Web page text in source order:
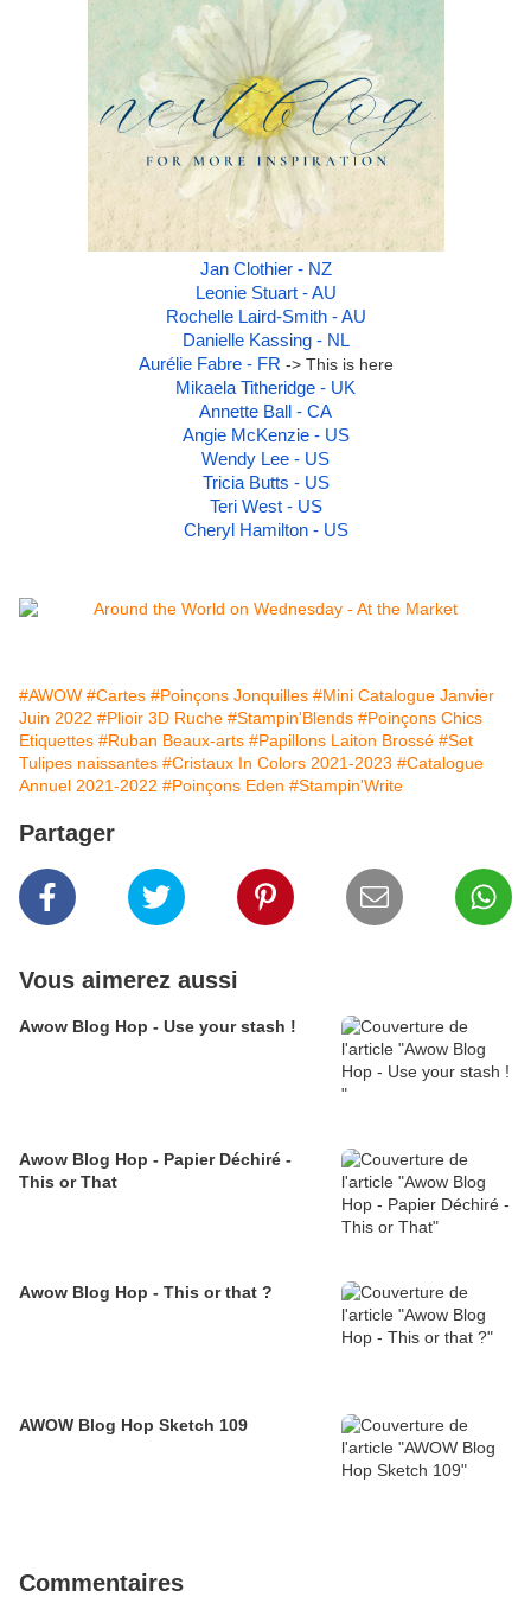
Jan Clothier - NZ
Leonie Stuart - AU
Rochelle Laird-Smith - AU
Danielle Kassing - NL
Aurélie Fabre - FR -> This is here
Mikaela Titheridge - UK
Annette Ball - CA
Angie McKenzie - US
Wendy Lee - US
Tricia Butts - US
Teri West - US
Cheryl Hamilton - US
#AWOW #Cartes #Poinçons Jonquilles #Mini Catalogue Janvier
Juin 2022 #Plioir 3D Ruche #Stampin'Blends #Poinçons Chics
Etiquettes #Ruban Beaux-arts #Papillons Laiton Brossé #Set
Tulipes naissantes #Cristaux In Colors 2021-2023 #Catalogue
Annuel 2021-2022 #Poinçons Eden #Stampin'Write
Partager
Vous aimerez aussi
Awow Blog Hop - Use your stash !
Awow Blog Hop - Papier Déchiré -
This or That
Awow Blog Hop - This or that ?
AWOW Blog Hop Sketch 109
Commentaires